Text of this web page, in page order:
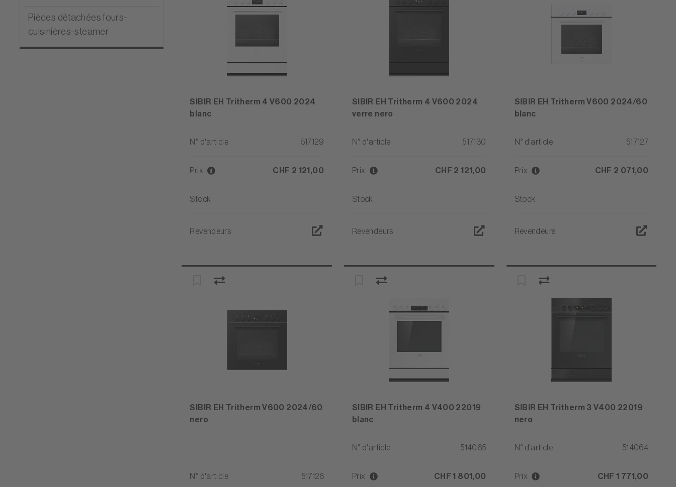
Pièces détachées fours-
cuisinières-steamer
SIBIR EH Tritherm 4 V600 2024
blanc
N° d'article 517129
Prix CHF 2 121,00
Stock
Revendeurs
SIBIR EH Tritherm 4 V600 2024
verre nero
N° d'article 517130
Prix CHF 2 121,00
Stock
Revendeurs
SIBIR EH Tritherm V600 2024/60
blanc
N° d'article 517127
Prix CHF 2 071,00
Stock
Revendeurs
SIBIR EH Tritherm V600 2024/60
nero
N° d'article 517128
SIBIR EH Tritherm 4 V400 22019
blanc
N° d'article 514065
Prix CHF 1 801,00
SIBIR EH Tritherm 3 V400 22019
nero
N° d'article 514064
Prix CHF 1 771,00